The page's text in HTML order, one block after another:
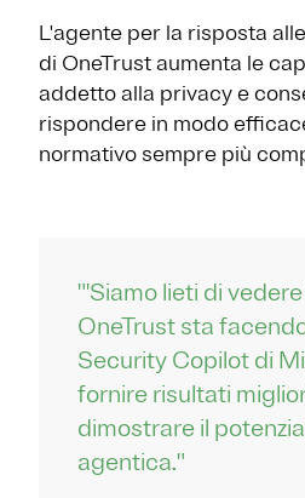
L'agente per la risposta
di OneTrust aumenta le
addetto alla privacy e
rispondere in modo
normativo sempre più
"'Siamo lieti di
OneTrust sta
Security Copilot di
fornire risultati
dimostrare il
agentica."